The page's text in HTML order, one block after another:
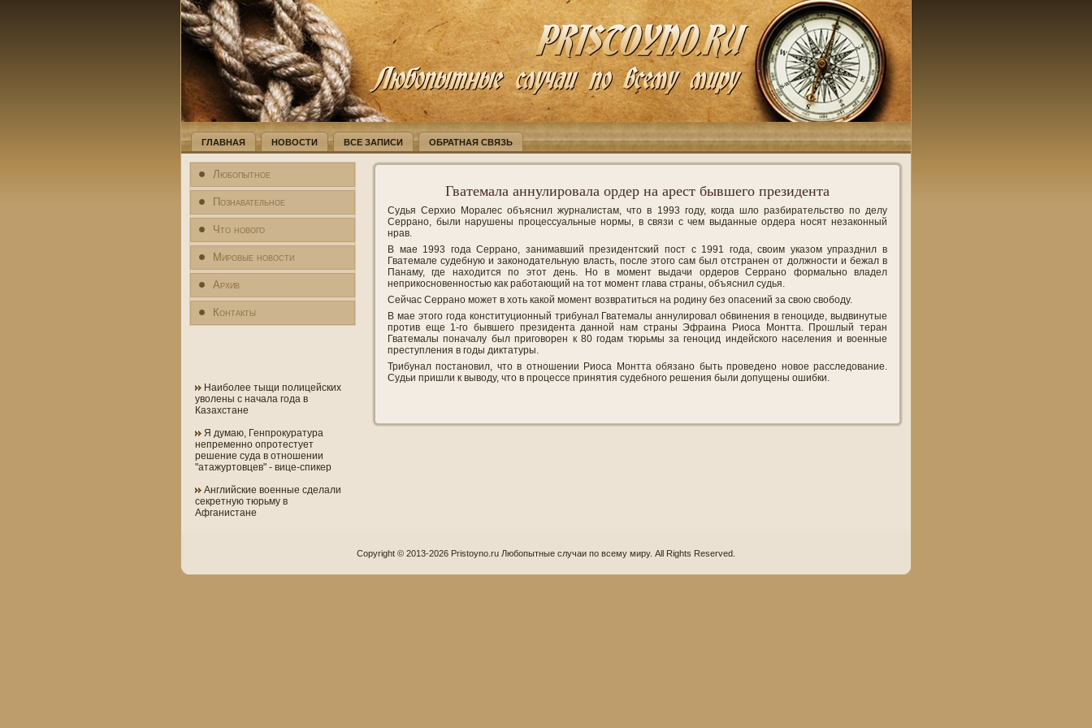
ГЛАВНАЯ НОВОСТИ ВСЕ ЗАПИСИ ОБРАТНАЯ СВЯЗЬ
Любопытное
Познавательное
Что нового
Мировые новости
Архив
Контакты
Наиболее тыщи полицейских
уволены с начала года в
Казахстане
Я думаю, Генпрокуратура
непременно опротестует
решение суда в отношении
"атажуртовцев" - вице-спикер
Английские военные сделали
секретную тюрьму в
Афганистане
Гватемала аннулировала ордер на арест бывшего президента
Судья Серхио Моралес объяснил журналистам, что в 1993 году, когда шло разбирательство по делу
Серрано, были нарушены процессуальные нормы, в связи с чем выданные ордера носят незаконный
нрав.
В мае 1993 года Серрано, занимавший президентский пост с 1991 года, своим указом упразднил в
Гватемале судебную и законодательную власть, после этого сам был отстранен от должности и бежал в
Панаму, где находится по этот день. Но в момент выдачи ордеров Серрано формально владел
неприкосновенностью как работающий на тот момент глава страны, объяснил судья.
Сейчас Серрано может в хоть какой момент возвратиться на родину без опасений за свою свободу.
В мае этого года конституционный трибунал Гватемалы аннулировал обвинения в геноциде, выдвинутые
против еще 1-го бывшего президента данной нам страны Эфраина Риоса Монтта. Прошлый теран
Гватемалы поначалу был приговорен к 80 годам тюрьмы за геноцид индейского населения и военные
преступления в годы диктатуры.
Трибунал постановил, что в отношении Риоса Монтта обязано быть проведено новое расследование.
Судьи пришли к выводу, что в процессе принятия судебного решения были допущены ошибки.
Copyright © 2013-2026 Pristoyno.ru Любопытные случаи по всему миру. All Rights Reserved.